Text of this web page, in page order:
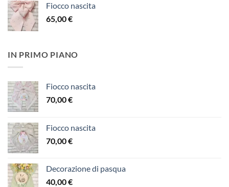
Fiocco nascita
65,00€
IN PRIMO PIANO
Fiocco nascita
70,00€
Fiocco nascita
70,00€
Decorazione di pasqua
40,00€